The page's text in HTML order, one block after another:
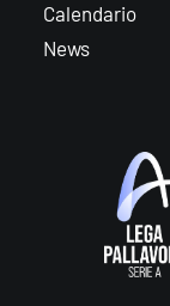
Calendario
News